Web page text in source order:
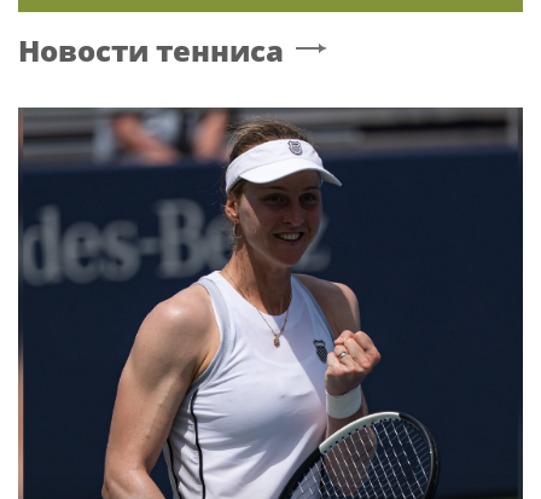
Артур Парфенчиков вручил орден "Сампо"
Z